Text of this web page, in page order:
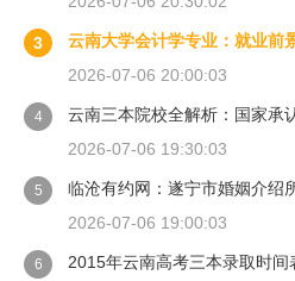
3
云南大学会计学专业：就业前
2026-07-06 20:00:03
4
云南三本院校全解析：国家承
2026-07-06 19:30:03
5
临沧有约网：遂宁市婚姻介绍
2026-07-06 19:00:03
6 2015年云南高考三本录取时间